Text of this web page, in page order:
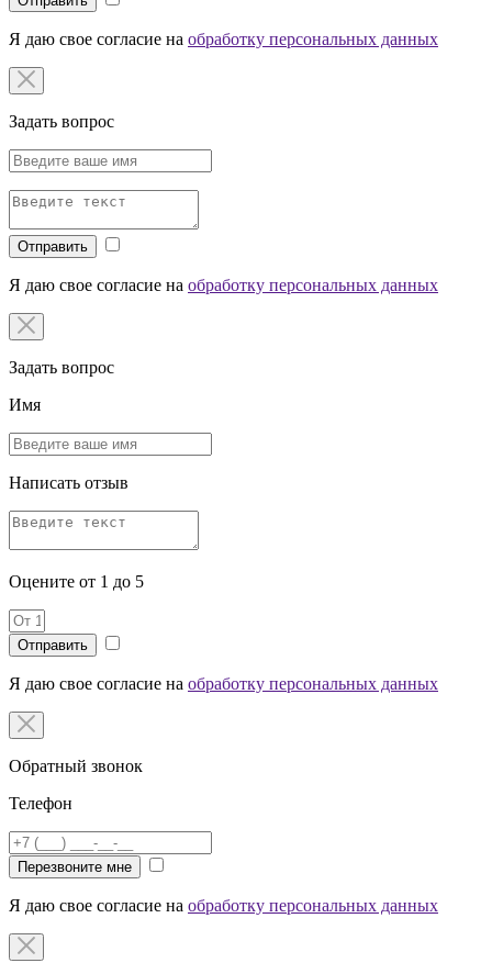
Я даю свое согласие на обработку персональных данных
Задать вопрос
Отправить
Я даю свое согласие на обработку персональных данных
Задать вопрос
Имя
Написать отзыв
Оцените от 1 до 5
Я даю свое согласие на обработку персональных данных
Обратный звонок
Телефон
Перезвоните мне
Я даю свое согласие на обработку персональных данных